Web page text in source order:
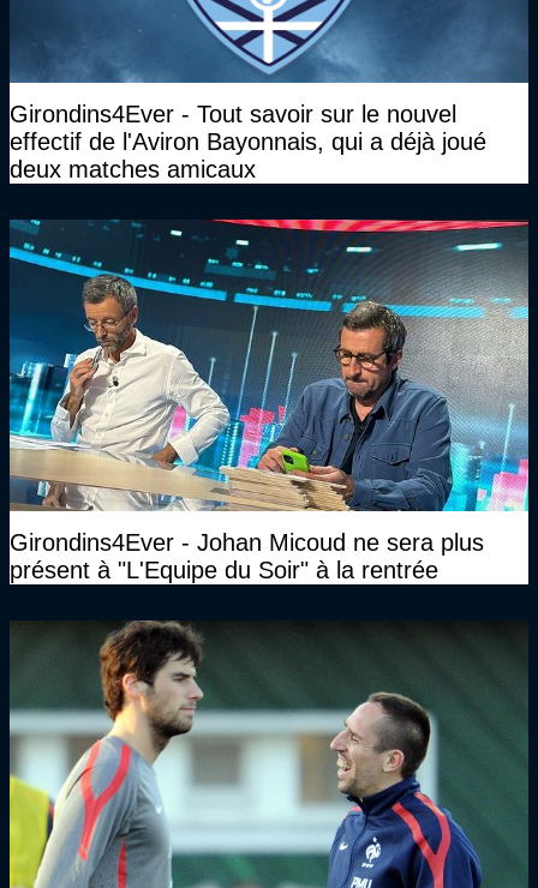
Girondins4Ever - Tout savoir sur le nouvel
effectif de l'Aviron Bayonnais, qui a déjà joué
deux matches amicaux
Girondins4Ever - Johan Micoud ne sera plus
présent à "L'Equipe du Soir" à la rentrée